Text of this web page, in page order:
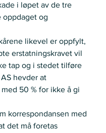
i løpet av de tre
oppdaget og
likevel er oppfylt,
erstatningskravet vil
tap og i stedet tilføre
hevder at
50 % for ikke å gi
korrespondansen med
det må foretas